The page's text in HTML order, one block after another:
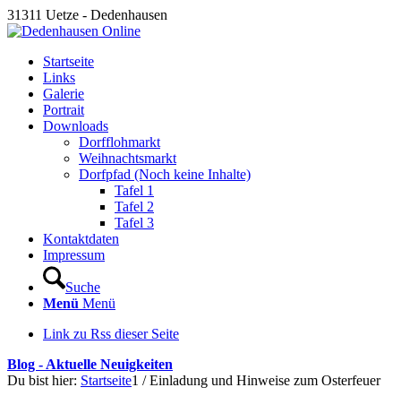
31311 Uetze - Dedenhausen
Startseite
Links
Galerie
Portrait
Downloads
Dorfflohmarkt
Weihnachtsmarkt
Dorfpfad (Noch keine Inhalte)
Tafel 1
Tafel 2
Tafel 3
Kontaktdaten
Impressum
Suche
Menü Menü
Link zu Rss dieser Seite
Blog - Aktuelle Neuigkeiten
Du bist hier: Startseite1 / Einladung und Hinweise zum Osterfeuer